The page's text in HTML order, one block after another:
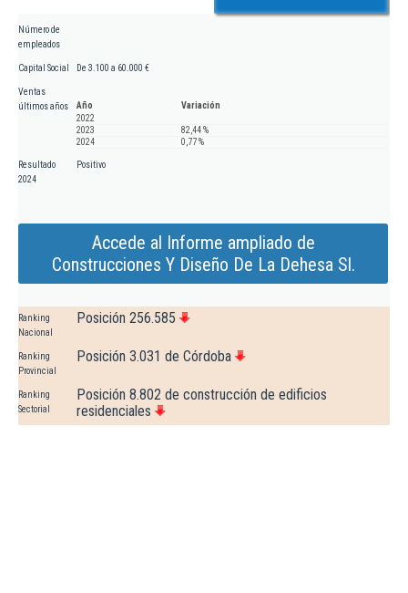
Número de
empleados
Capital Social De 3.100 a 60.000 €
Ventas
últimos años
Año
Variación
2022
2023
82,44 %
2024
0,77 %
Resultado
2024
Positivo
Accede al Informe ampliado de
Construcciones Y Diseño De La Dehesa Sl.
Ranking
Nacional
Posición 256.585
Ranking
Provincial
Posición 3.031 de Córdoba
Ranking
Sectorial
Posición 8.802 de construcción de edificios
residenciales